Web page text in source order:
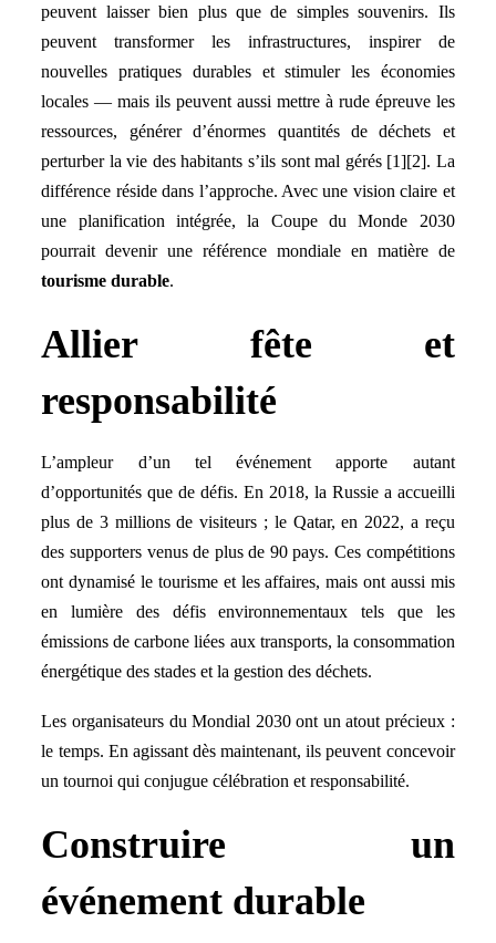
peuvent laisser bien plus que de simples souvenirs. Ils
peuvent transformer les infrastructures, inspirer de
nouvelles pratiques durables et stimuler les économies
locales — mais ils peuvent aussi mettre à rude épreuve les
ressources, générer d’énormes quantités de déchets et
perturber la vie des habitants s’ils sont mal gérés [1][2]. La
différence réside dans l’approche. Avec une vision claire et
une planification intégrée, la Coupe du Monde 2030
pourrait devenir une référence mondiale en matière de
tourisme durable.
Allier fête et
responsabilité
L’ampleur d’un tel événement apporte autant
d’opportunités que de défis. En 2018, la Russie a accueilli
plus de 3 millions de visiteurs ; le Qatar, en 2022, a reçu
des supporters venus de plus de 90 pays. Ces compétitions
ont dynamisé le tourisme et les affaires, mais ont aussi mis
en lumière des défis environnementaux tels que les
émissions de carbone liées aux transports, la consommation
énergétique des stades et la gestion des déchets.
Les organisateurs du Mondial 2030 ont un atout précieux :
le temps. En agissant dès maintenant, ils peuvent concevoir
un tournoi qui conjugue célébration et responsabilité.
Construire un
événement durable